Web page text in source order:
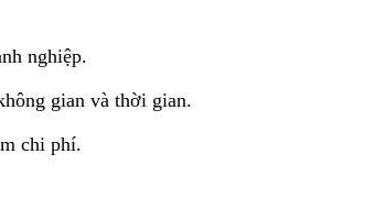
nghiệp.
gian và thời gian.
chi phí.